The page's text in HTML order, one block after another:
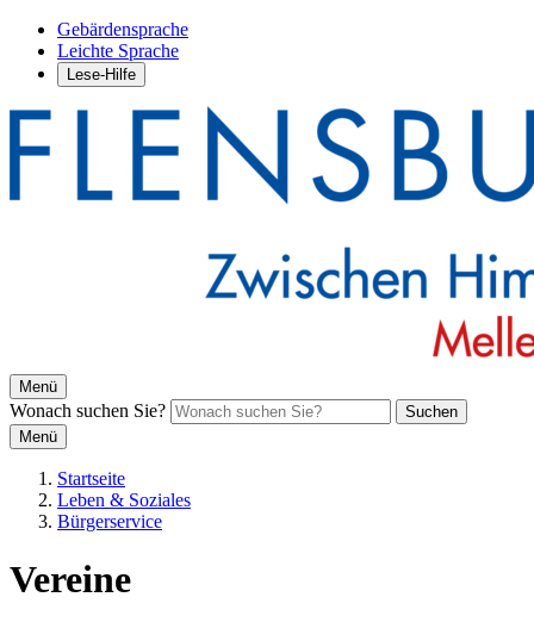
Gebärdensprache
Leichte Sprache
Lese-Hilfe
Menü
Wonach suchen Sie?
Suchen
Menü
Startseite
Leben & Soziales
Bürgerservice
Vereine